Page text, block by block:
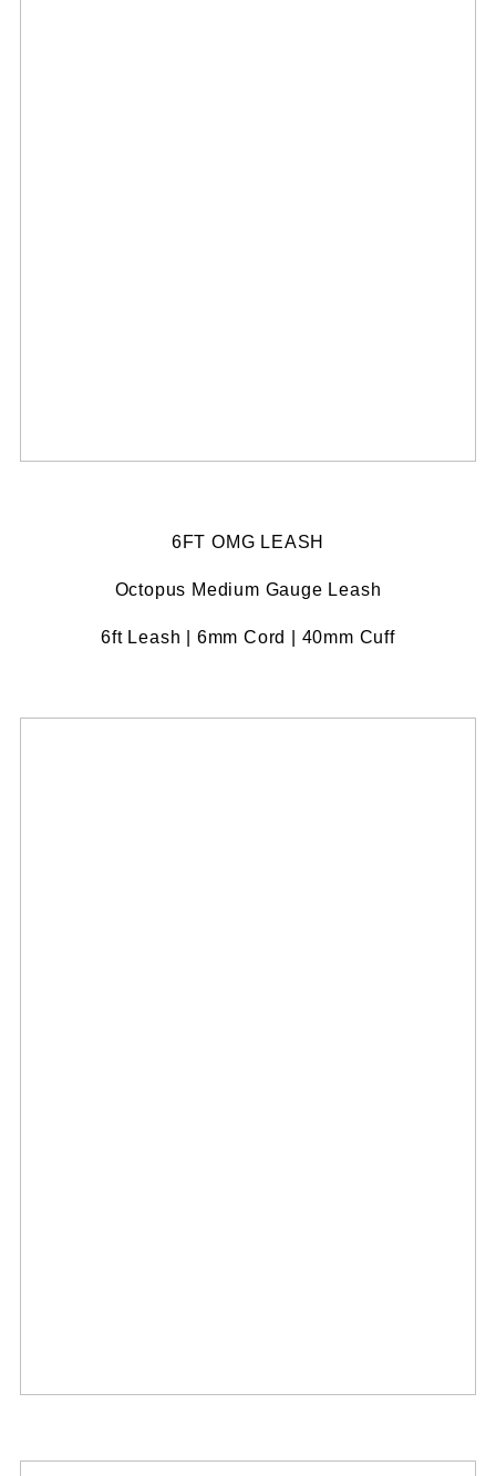
6FT OMG LEASH
Octopus Medium Gauge Leash
6ft Leash | 6mm Cord | 40mm Cuff